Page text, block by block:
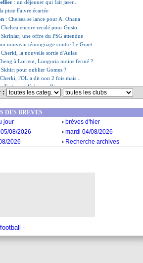
: un déjeuner qui fait jaser...
piste Faivre écartée
: Chelsea se lance pour A. Onana
Chelsea encore recalé pour Gusto
Skriniar, une offre du PSG attendue
nouveau témoignage contre Le Graët
Cherki, la nouvelle sortie d'Aulas
à Lorient, Longoria moins fermé ?
Skhiri pour oublier Gomes ?
l'OL a dit non 2 fois mais...
Torino ne lâche pas Ilic
: Xavi encense encore Dembélé
des brèves du mar. 24 janvier 2023
:
DES BREVES
jour . brèves d'hier
08/2026 . mardi 04/08/2026
2026 . Recherche archives
football -